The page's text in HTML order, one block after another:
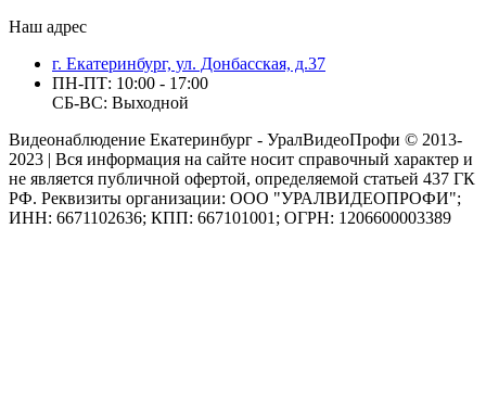
Наш адрес
г. Екатеринбург, ул. Донбасская, д.37
ПН-ПТ: 10:00 - 17:00
СБ-ВС: Выходной
Видеонаблюдение Екатеринбург - УралВидеоПрофи © 2013-
2023 | Вся информация на сайте носит справочный характер и
не является публичной офертой, определяемой статьей 437 ГК
РФ. Реквизиты организации: ООО "УРАЛВИДЕОПРОФИ";
ИНН: 6671102636; КПП: 667101001; ОГРН: 1206600003389